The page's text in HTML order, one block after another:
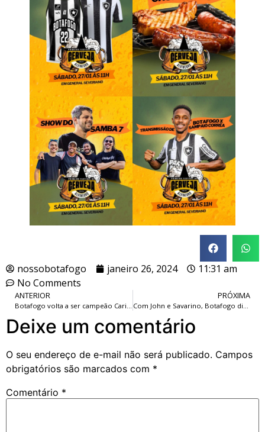
nossobotafogo janeiro 26, 2024
11:31 am
No Comments
ANTERIOR
Botafogo volta a ser campeão Carioca Aspirantes de Basquete (sub-23), após incrível jejum de 79 anos.
PRÓXIMA
Com John e Savarino, Botafogo divulga lista de relacionados para a partida, contra o Sampaio Corrêa, no Niltão.
Deixe um comentário
O seu endereço de e-mail não será publicado. Campos
obrigatórios são marcados com *
Comentário *